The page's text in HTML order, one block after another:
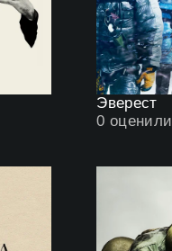
Эверест
0 оценили